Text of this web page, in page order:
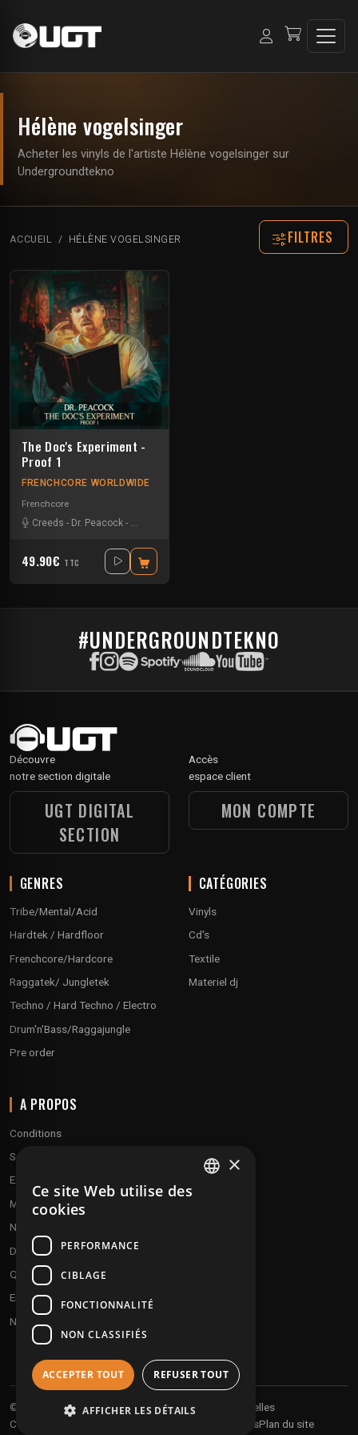
Hélène vogelsinger
Acheter les vinyls de l'artiste Hélène vogelsinger sur
Undergroundtekno
ACCUEIL HÉLÈNE VOGELSINGER FILTRES
The Doc's Experiment -
Proof 1
FRENCHCORE WORLDWIDE
Frenchcore
Creeds - Dr. Peacock - Helen Ka
49.90€ TTC
#UNDERGROUNDTEKNO
Découvre
notre section digitale
UGT DIGITAL
SECTION
Accès
espace client
MON COMPTE
GENRES
Tribe/Mental/Acid
Hardtek / Hardfloor
Frenchcore/Hardcore
Raggatek/ Jungletek
Techno / Hard Techno / Electro
Drum'n'Bass/Raggajungle
Pre order
CATÉGORIES
Vinyls
Cd's
Textile
Materiel dj
A PROPOS
Conditions
Service client
Expédition & retours
Modes de paiement
Notre programme de fidélité
Disques cadeaux
Qui sommes-nous ?
Envoyez vos démos
Nous contacter
© 2026 UndergroundteknoVos informations personnelles
Conditions générales de vente
Expéditions et retoursPlan du site
×
Ce site Web utilise des
cookies
PERFORMANCE
CIBLAGE
FONCTIONNALITÉ
NON CLASSIFIÉS
ACCEPTER TOUT REFUSER TOUT
AFFICHER LES DÉTAILS